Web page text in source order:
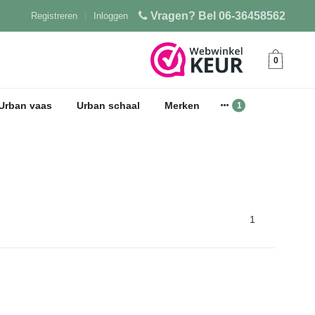
Vragen? Bel 06-36458562
Inloggen
Registreren
0
vaas Urban schaal Merken
1